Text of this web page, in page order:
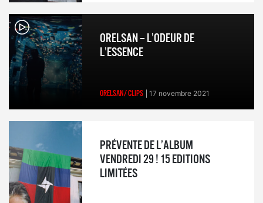
ORELSAN – L’ODEUR DE
L’ESSENCE
ORELSAN/ CLIPS 17 novembre 2021
PRÉVENTE DE L’ALBUM
VENDREDI 29 ! 15 EDITIONS
LIMITÉES